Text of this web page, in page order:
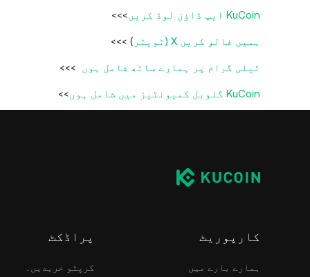
KuCoin ایپ ڈاؤن لوڈ کریں >>>
ہمیں فالو کریں X (ٹویٹر ) >>>
ٹیلی گرام پر ہمارے ساتھ شامل ہوں >>>
KuCoin گلوبل کمیونٹیز میں شامل ہوں >>
کارپوریٹ
ہمارے بارے میں
پراڈکٹ
کرپٹو خریدیں۔